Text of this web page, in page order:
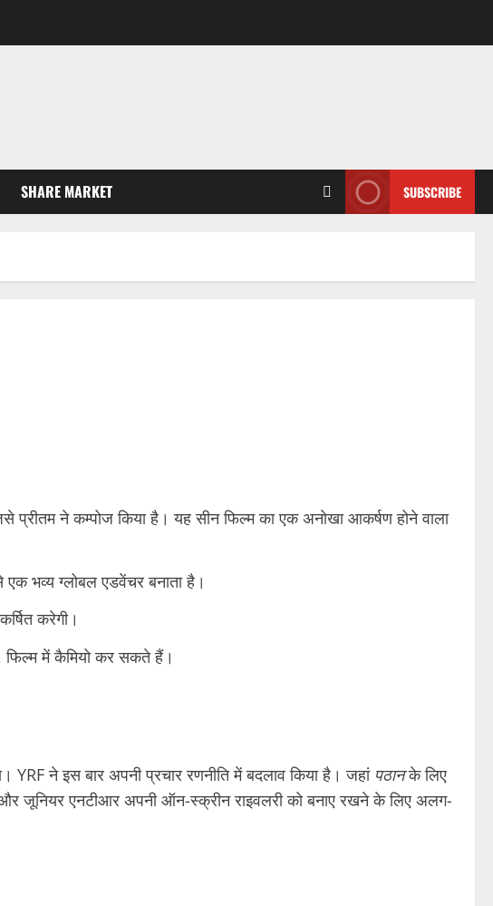
SHARE MARKET SUBSCRIBE
ने कम्पोज किया है। यह सीन फिल्म का एक अनोखा आकर्षण होने वाला
भव्य ग्लोबल एडवेंचर बनाता है।
करेगी।
में कैमियो कर सकते हैं।
YRF ने इस बार अपनी प्रचार रणनीति में बदलाव किया है। जहां पठानके लिए
जूनियर एनटीआर अपनी ऑन-स्क्रीन राइवलरी को बनाए रखने के लिए अलग-